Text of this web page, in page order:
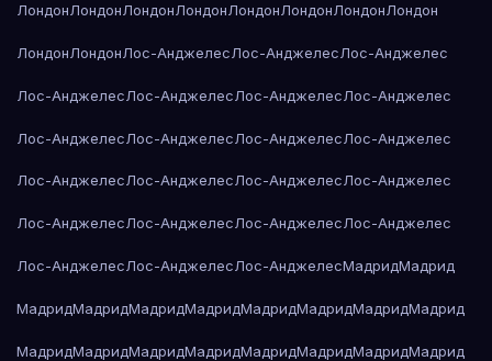
ЛондонЛондонЛондонЛондонЛондонЛондонЛондонЛондон
ЛондонЛондонЛос-АнджелесЛос-АнджелесЛос-Анджелес
Лос-АнджелесЛос-АнджелесЛос-АнджелесЛос-Анджелес
Лос-АнджелесЛос-АнджелесЛос-АнджелесЛос-Анджелес
Лос-АнджелесЛос-АнджелесЛос-АнджелесЛос-Анджелес
Лос-АнджелесЛос-АнджелесЛос-АнджелесЛос-Анджелес
Лос-АнджелесЛос-АнджелесЛос-АнджелесМадридМадрид
МадридМадридМадридМадридМадридМадридМадридМадрид
МадридМадридМадридМадридМадридМадридМадридМадрид